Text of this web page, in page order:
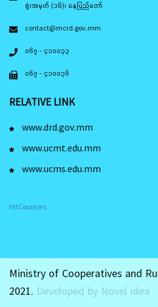
ရုံးအမှတ် (၁၆)၊ နေပြည်တော်
contact@mcrd.gov.mm
၀၆၇ - ၄၁၀၀၃၃
၀၆၇ - ၄၁၀၀၃၆
RELATIVE LINK
www.drd.gov.mm
www.ucmt.edu.mm
www.ucms.edu.mm
HitCounters
Ministry of Cooperatives and
2021. Developed by Novel idea